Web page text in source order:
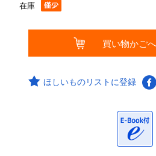
在庫
ほしいものリストに登録